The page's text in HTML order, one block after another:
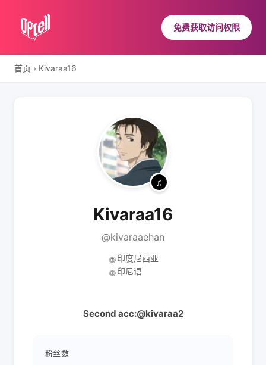
免费获取访问权限
首页 › Kivaraa16
Kivaraa16
@kivaraaehan
🌐 印度尼西亚
🌐 印尼语
Second acc:@kivaraa2
粉丝数